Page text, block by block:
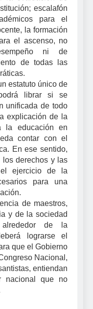
escalafón
para el
la formación
el ascenso, no
ni de
de todas las
estatuto único de
librar si se
unificada de todo
explicación de la
la educación en
contar con el
En ese sentido,
derechos y las
el ejercicio de la
para una
de maestros,
y de la sociedad
alrededor de la
lograrse el
que el Gobierno
Nacional,
entiendan
nacional que no